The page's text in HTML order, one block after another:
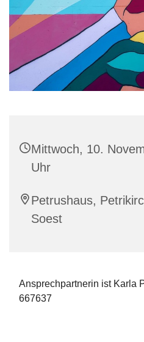
Mittwoch, 10.
Uhr
Petrushaus,
Soest
Ansprechpartnerin ist Karla
667637